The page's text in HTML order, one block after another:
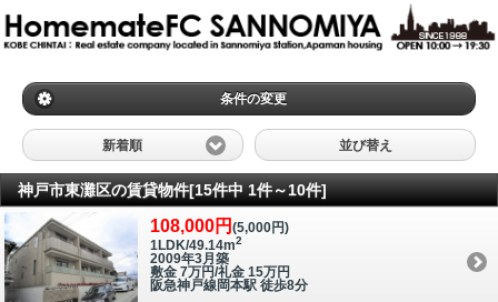
条件の変更
新着順 並び替え
神戸市東灘区の賃貸物件[15件中 1件～10件]
108,000円 (5,000円)
1LDK/49.14m2
2009年3月築
敷金 7万円/礼金 15万円
阪急神戸線岡本駅 徒歩8分